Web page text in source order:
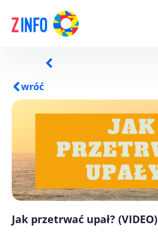
wróć
Jak przetrwać upał? (VIDEO)